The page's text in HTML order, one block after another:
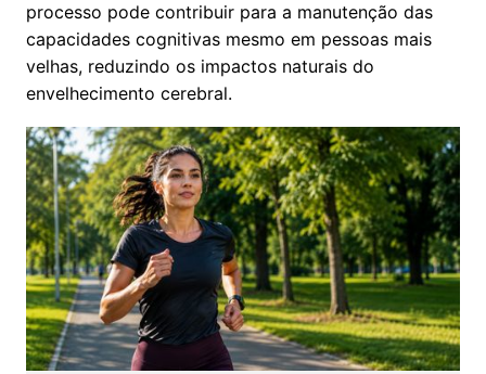
processo pode contribuir para a manutenção das
capacidades cognitivas mesmo em pessoas mais
velhas, reduzindo os impactos naturais do
envelhecimento cerebral.